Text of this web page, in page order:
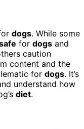
dogs. While some
for dogs and
caution
content and the
for dogs. It’s
understand how
diet.